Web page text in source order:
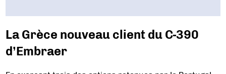
La Grèce nouveau client du C-390
d’Embraer